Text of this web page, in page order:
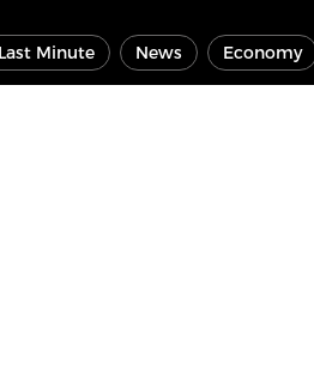
Last Minute News Economy